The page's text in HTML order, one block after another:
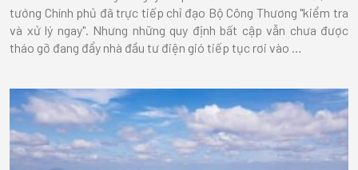
tướng Chính phủ đã trực tiếp chỉ đạo Bộ Công Thương "kiểm tra
và xử lý ngay". Nhưng những quy định bất cập vẫn chưa được
tháo gỡ đang đẩy nhà đầu tư điện gió tiếp tục rơi vào …